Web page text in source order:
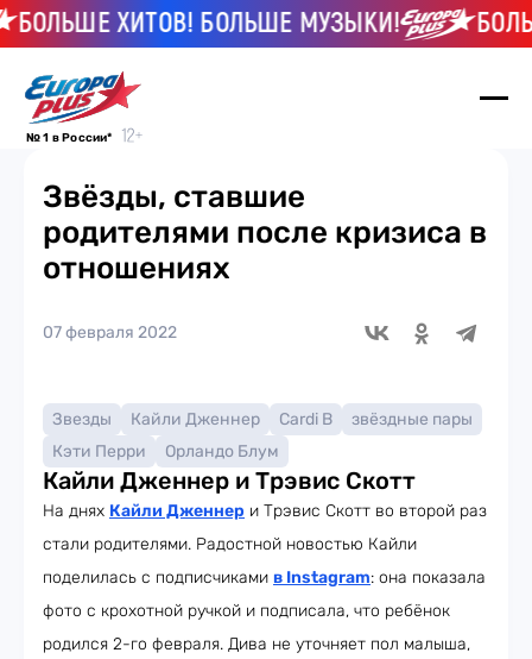
ХИТОВ! БОЛЬШЕ МУЗЫКИ!
№ 1 в России*
Звёзды, ставшие
родителями после кризиса в
отношениях
07 февраля 2022
Звезды Кайли Дженнер Cardi B
звёздные пары
Кэти Перри
Орландо Блум
Кайли Дженнер и Трэвис Скотт
На днях Кайли Дженнер и Трэвис Скотт во второй раз
стали родителями. Радостной новостью Кайли
поделилась с подписчиками в Instagram: она показала
фото с крохотной ручкой и подписала, что ребёнок
родился 2-го февраля. Дива не уточняет пол малыша,